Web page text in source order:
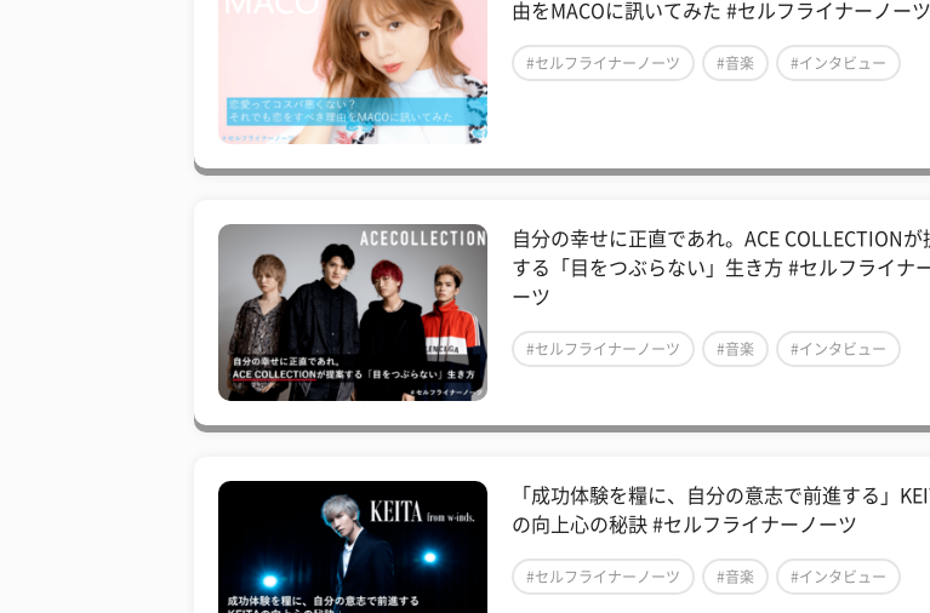
由をMACOに訊いてみた #セルフライナーノーツ
#セルフライナーノーツ #音楽 #インタビュー
自分の幸せに正直であれ。ACE COLLECTIONが
する「目をつぶらない」生き方 #セルフライナ
ーツ
#セルフライナーノーツ #音楽 #インタビュー
「成功体験を糧に、自分の意志で前進する」
の向上心の秘訣 #セルフライナーノーツ
#セルフライナーノーツ #音楽 #インタビュー